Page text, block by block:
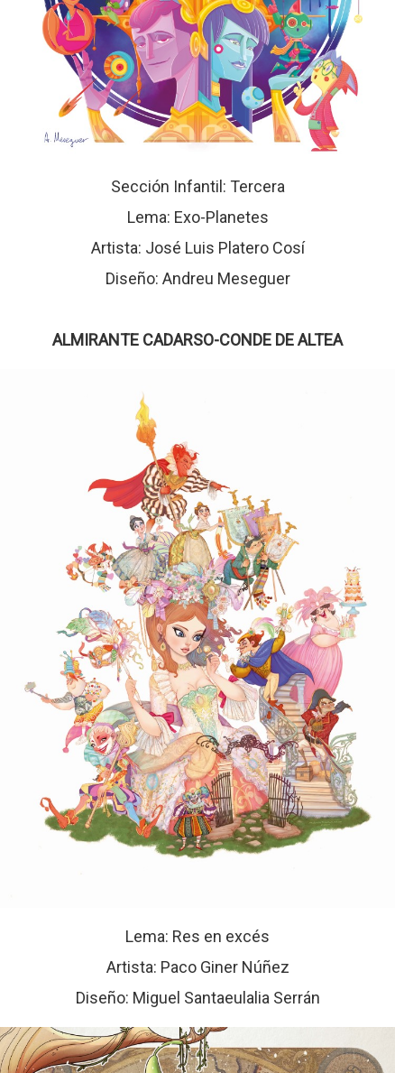
Sección Infantil: Tercera
Lema: Exo-Planetes
Artista: José Luis Platero Cosí
Diseño: Andreu Meseguer
ALMIRANTE CADARSO-CONDE DE ALTEA
Lema: Res en excés
Artista: Paco Giner Núñez
Diseño: Miguel Santaeulalia Serrán